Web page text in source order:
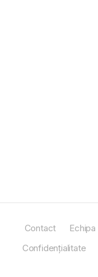
Contact Echipa
Confidențialitate